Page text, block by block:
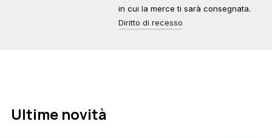
in cui la merce ti sarà consegnata.
Diritto di recesso
Ultime novità